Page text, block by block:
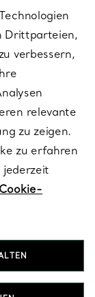
Drittparteien,
verbessern,
relevante
zu zeigen.
zu erfahren
jederzeit
Cookie-